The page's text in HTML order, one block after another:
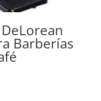
Barberías